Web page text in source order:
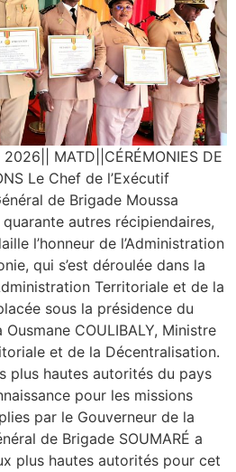
MATD||CÉRÉMONIES DE
Le Chef de l’Exécutif
de Brigade Moussa
quarante autres récipiendaires,
l’honneur de l’Administration
qui s’est déroulée dans la
Territoriale et de la
sous la présidence du
COULIBALY, Ministre
et de la Décentralisation.
plus hautes autorités du pays
pour les missions
par le Gouverneur de la
de Brigade SOUMARÉ a
plus hautes autorités pour cet